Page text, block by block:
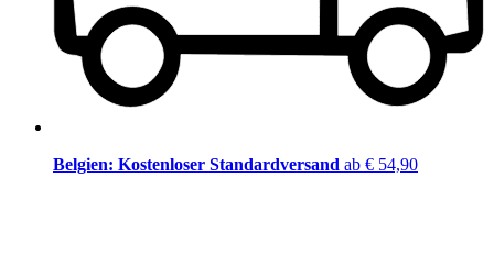
Belgien: Kostenloser Standardversand ab € 54,90